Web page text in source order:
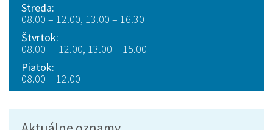
Streda:
08.00 – 12.00, 13.00 – 16.30
Štvrtok:
08.00 – 12.00, 13.00 – 15.00
Piatok:
08.00 – 12.00